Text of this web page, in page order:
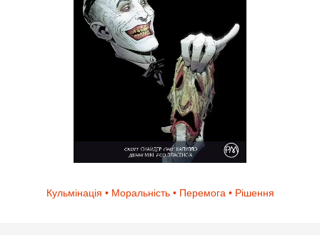
Кульмінація • Моральність • Перемога • Рішення